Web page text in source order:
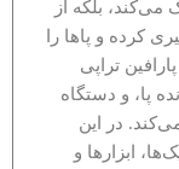
می‌کند، بلکه از
کرده و پاها را
تراپی
پا، و دستگاه
در این
ابزارها و